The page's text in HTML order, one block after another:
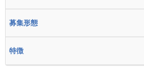
募集形態
特徴